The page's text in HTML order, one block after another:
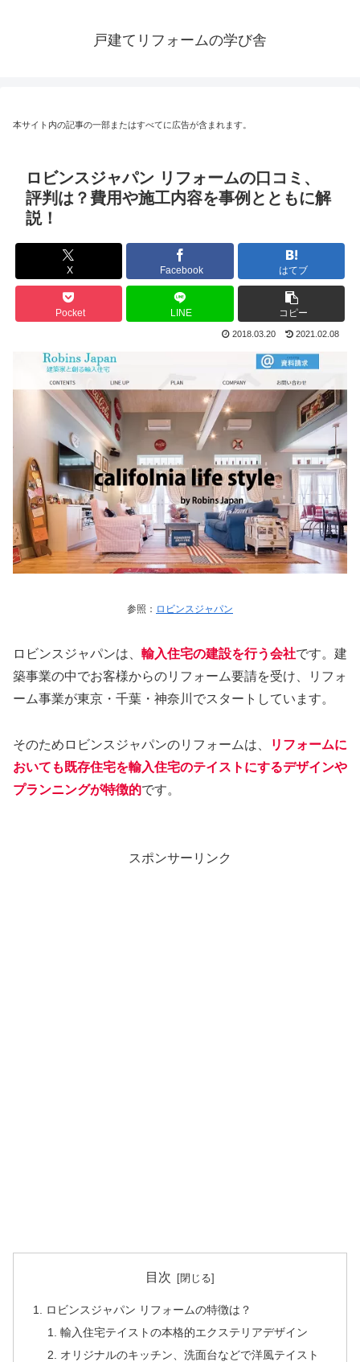
戸建てリフォームの学び舎
本サイト内の記事の一部またはすべてに広告が含まれます。
ロビンスジャパン リフォームの口コミ、
評判は？費用や施工内容を事例とともに解
説！
X Facebook はてブ
Pocket LINE コピー
2018.03.20 2021.02.08
参照： ロビンスジャパン
ロビンスジャパンは、 輸入住宅の建設を行う会社です。建
築事業の中でお客様からのリフォーム要請を受け、リフォ
ーム事業が東京・千葉・神奈川でスタートしています。
そのためロビンスジャパンのリフォームは、
リフォームに
おいても既存住宅を輸入住宅のテイストにするデザインや
プランニングが特徴的です。
スポンサーリンク
目次
ロビンスジャパン リフォームの特徴は？
輸入住宅テイストの本格的エクステリアデザイン
オリジナルのキッチン、洗面台などで洋風テイスト